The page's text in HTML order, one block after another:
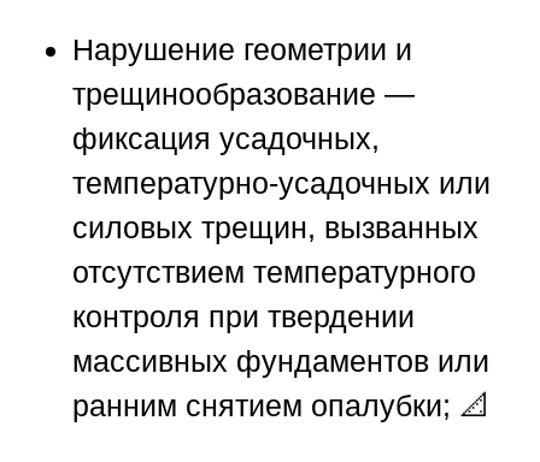
Нарушение геометрии и
трещинообразование —
фиксация усадочных,
температурно-усадочных или
силовых трещин, вызванных
отсутствием температурного
контроля при твердении
массивных фундаментов или
ранним снятием опалубки; 📐